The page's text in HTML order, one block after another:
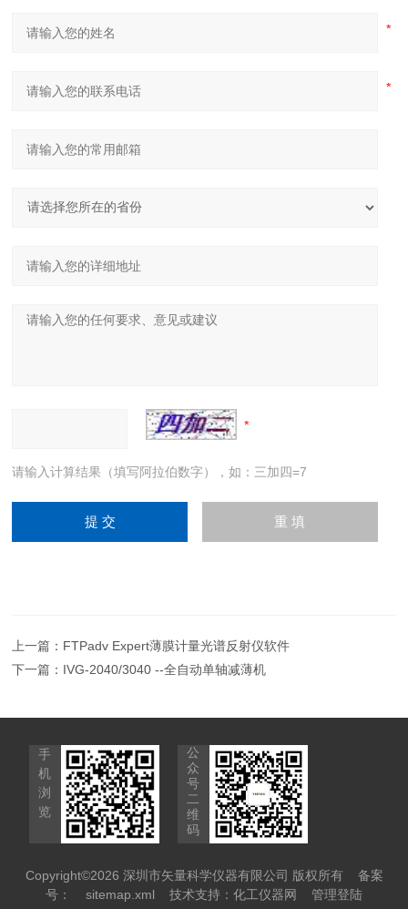
请输入计算结果（填写阿拉伯数字），如：三加四=7
上一篇： FTPadv Expert薄膜计量光谱反射仪软件
下一篇： IVG-2040/3040 --全自动单轴减薄机
手
机
浏
览
公
众
号
二
维
码
Copyright©2026 深圳市矢量科学仪器有限公司 版权所有 备案
号：
sitemap.xml 技术支持： 化工仪器网 管理登陆